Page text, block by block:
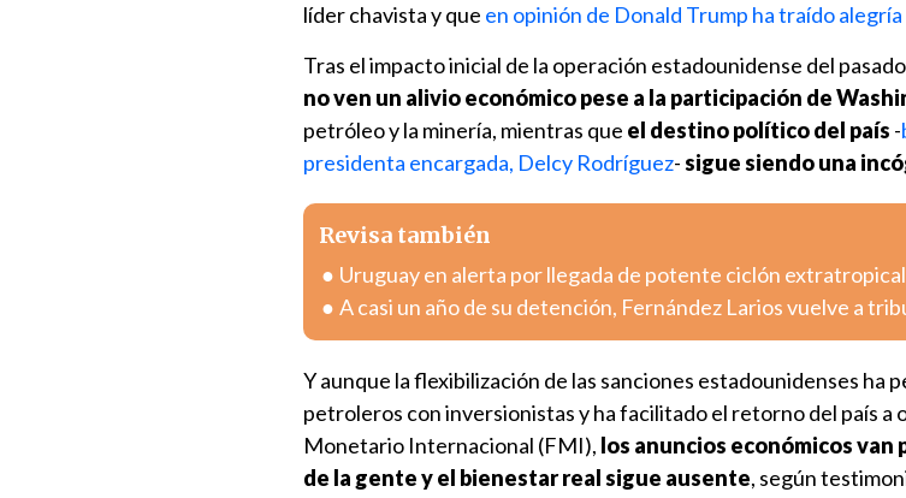
líder chavista y que en opinión de Donald Trump ha traído alegría
Tras el impacto inicial de la operación estadounidense del
no ven un alivio económico pese a la participación de
petróleo y la minería, mientras que el destino político del país -
presidenta encargada, Delcy Rodríguez-sigue siendo una
Revisa también
Uruguay en alerta por llegada de potente ciclón extratropical
A casi un año de su detención, Fernández Larios vuelve a
Y aunque la flexibilización de las sanciones estadounidenses ha
petroleros con inversionistas y ha facilitado el retorno del país a
Monetario Internacional (FMI), los anuncios económicos van
de la gente y el bienestar real sigue ausente, según